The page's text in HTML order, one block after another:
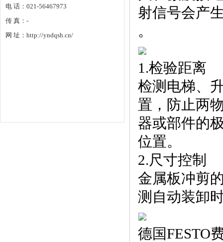
电 话：021-56467973
传 真：-
网 址：http://yndqsh.cn/
射信号会产
。
1.检验距离
检测电梯、
置，防止两
器或部件的
位置。
2.尺寸控制
金属板冲剪
测自动装卸
德国FESTO